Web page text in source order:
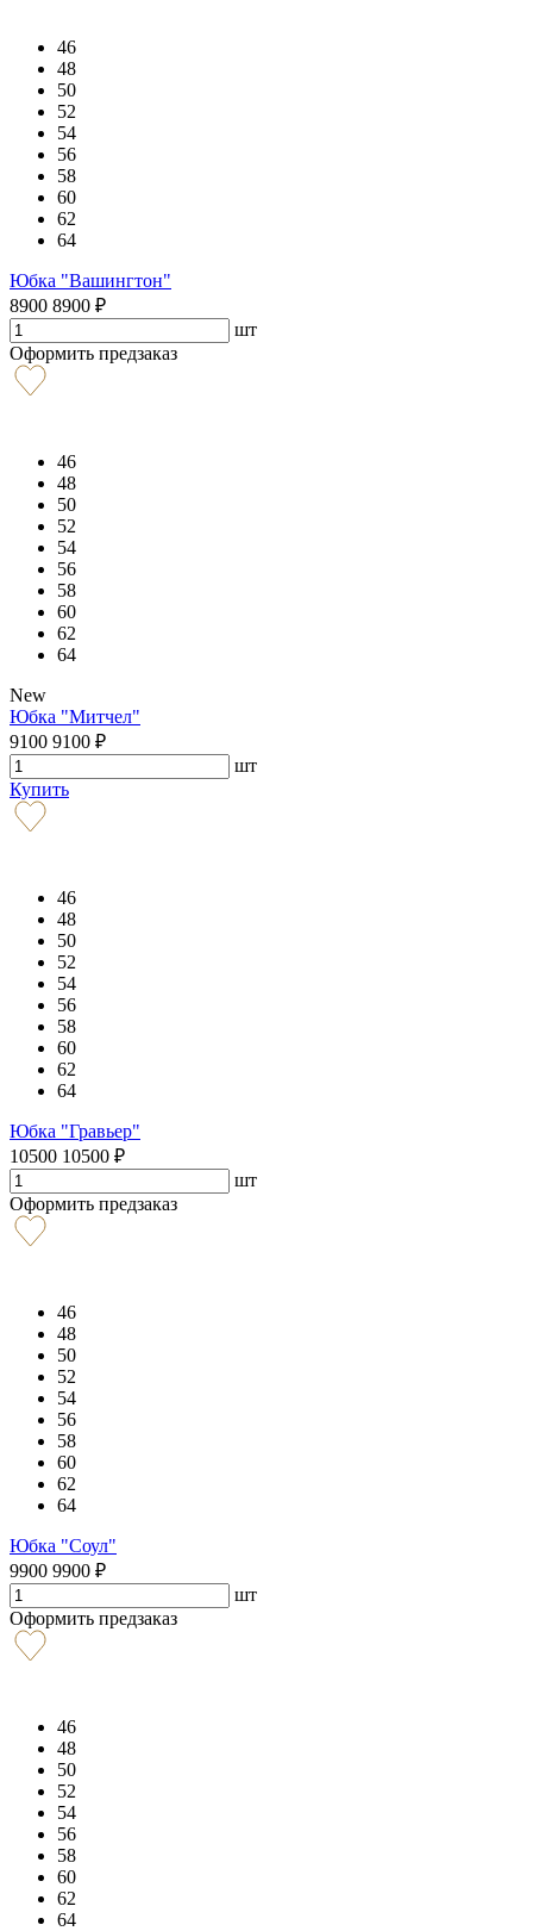
46
48
50
52
54
56
58
60
62
64
Юбка "Вашингтон"
8900 8900 ₽
шт
Оформить предзаказ
46
48
50
52
54
56
58
60
62
64
New
Юбка "Митчел"
9100 9100 ₽
шт
Купить
46
48
50
52
54
56
58
60
62
64
Юбка "Гравьер"
10500 10500 ₽
шт
Оформить предзаказ
46
48
50
52
54
56
58
60
62
64
Юбка "Соул"
9900 9900 ₽
шт
Оформить предзаказ
46
48
50
52
54
56
58
60
62
64